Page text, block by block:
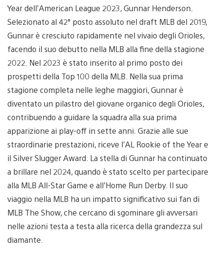
Year dell’American League 2023, Gunnar Henderson.
Selezionato al 42° posto assoluto nel draft MLB del 2019,
Gunnar è cresciuto rapidamente nel vivaio degli Orioles,
facendo il suo debutto nella MLB alla fine della stagione
2022. Nel 2023 è stato inserito al primo posto dei
prospetti della Top 100 della MLB. Nella sua prima
stagione completa nelle leghe maggiori, Gunnar è
diventato un pilastro del giovane organico degli Orioles,
contribuendo a guidare la squadra alla sua prima
apparizione ai play-off in sette anni. Grazie alle sue
straordinarie prestazioni, riceve l’AL Rookie of the Year e
il Silver Slugger Award. La stella di Gunnar ha continuato
a brillare nel 2024, quando è stato scelto per partecipare
alla MLB All-Star Game e all’Home Run Derby. Il suo
viaggio nella MLB ha un impatto significativo sui fan di
MLB The Show, che cercano di sgominare gli avversari
nelle azioni testa a testa alla ricerca della grandezza sul
diamante.